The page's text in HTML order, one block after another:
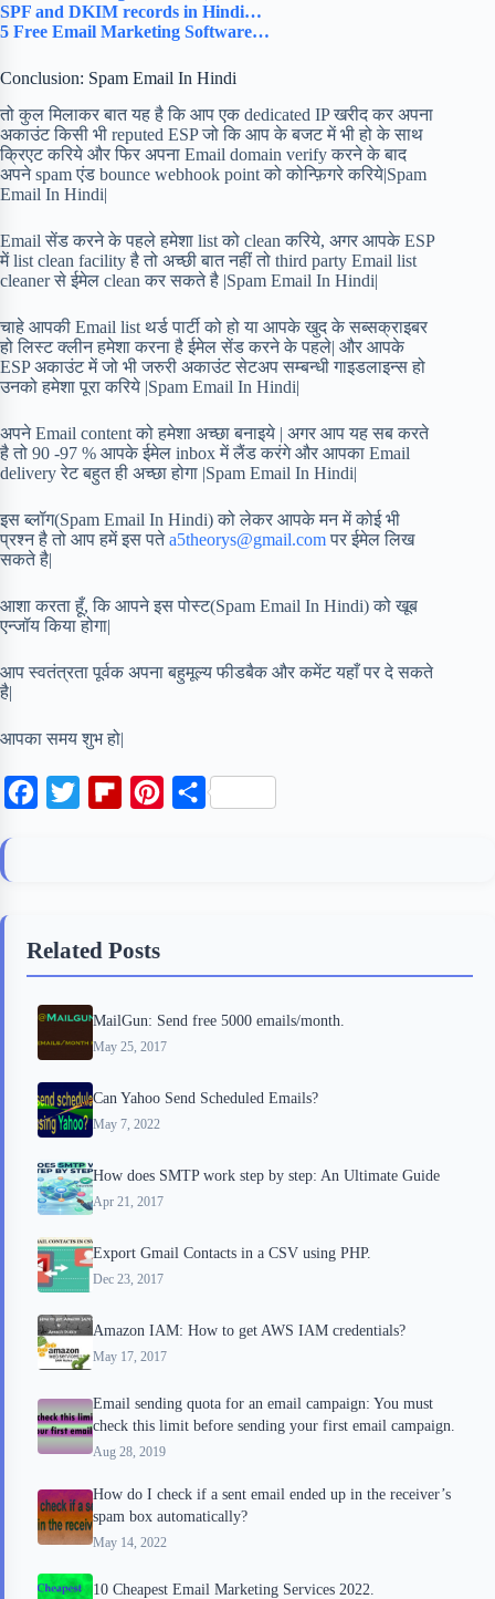
SPF and DKIM records in Hindi…
5 Free Email Marketing Software…
Conclusion: Spam Email In Hindi
तो कुल मिलाकर बात यह है कि आप एक dedicated IP खरीद कर अपना
अकाउंट किसी भी reputed ESP जो कि आप के बजट में भी हो के साथ
क्रिएट करिये और फिर अपना Email domain verify करने के बाद
अपने spam एंड bounce webhook point को कोन्फ़िगरे करिये|Spam
Email In Hindi|
Email सेंड करने के पहले हमेशा list को clean करिये, अगर आपके ESP
में list clean facility है तो अच्छी बात नहीं तो third party Email list
cleaner से ईमेल clean कर सकते है |Spam Email In Hindi|
चाहे आपकी Email list थर्ड पार्टी को हो या आपके खुद के सब्सक्राइबर
हो लिस्ट क्लीन हमेशा करना है ईमेल सेंड करने के पहले| और आपके
ESP अकाउंट में जो भी जरुरी अकाउंट सेटअप सम्बन्धी गाइडलाइन्स हो
उनको हमेशा पूरा करिये |Spam Email In Hindi|
अपने Email content को हमेशा अच्छा बनाइये | अगर आप यह सब करते
है तो 90 -97 % आपके ईमेल inbox में लैंड करंगे और आपका Email
delivery रेट बहुत ही अच्छा होगा |Spam Email In Hindi|
इस ब्लॉग(Spam Email In Hindi) को लेकर आपके मन में कोई भी
प्रश्न है तो आप हमें इस पतेa5theorys@gmail.comपर ईमेल लिख
सकते है|
आशा करता हूँ, कि आपने इस पोस्ट(Spam Email In Hindi) को खूब
एन्जॉय किया होगा|
आप स्वतंत्रता पूर्वक अपना बहुमूल्य फीडबैक और कमेंट यहाँ पर दे सकते
है|
आपका समय शुभ हो|
o
k
e
o
r
d
s
S
Related Posts
MailGun: Send free 5000 emails/month.
May 25, 2017
Can Yahoo Send Scheduled Emails?
May 7, 2022
How does SMTP work step by step: An Ultimate Guide
Apr 21, 2017
Export Gmail Contacts in a CSV using PHP.
Dec 23, 2017
Amazon IAM: How to get AWS IAM credentials?
May 17, 2017
Email sending quota for an email campaign: You must
check this limit before sending your first email campaign.
Aug 28, 2019
How do I check if a sent email ended up in the receiver’s
spam box automatically?
May 14, 2022
10 Cheapest Email Marketing Services 2022.